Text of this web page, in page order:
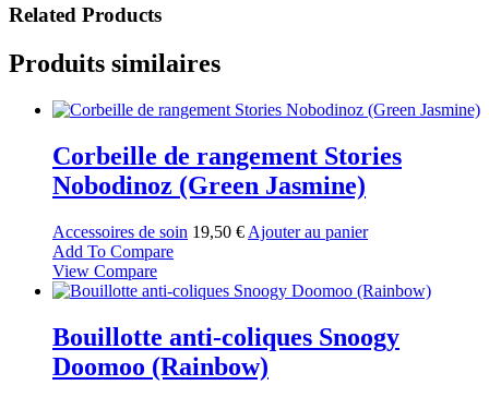
Related Products
Produits similaires
Corbeille de rangement Stories
Nobodinoz (Green Jasmine)
Accessoires de soin 19,50 € Ajouter au panier
Add To Compare
View Compare
Bouillotte anti-coliques Snoogy
Doomoo (Rainbow)